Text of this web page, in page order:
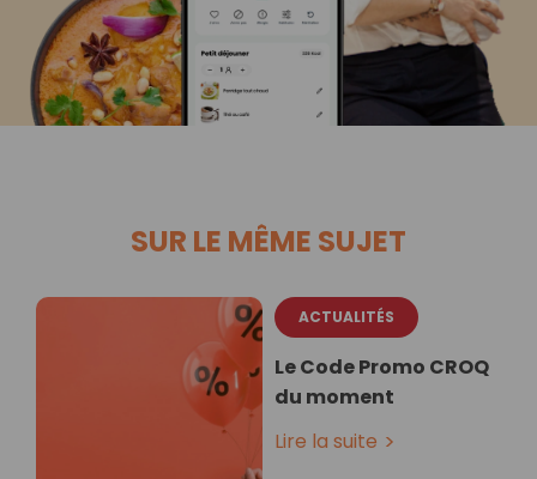
SUR LE MÊME SUJET
ACTUALITÉS
Le Code Promo CROQ
du moment
Lire la suite